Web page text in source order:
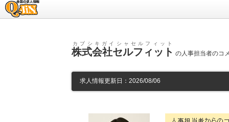
株式会社セルフィット
カブシキガイシャセルフィット
の人事担当者のコ
求人情報のQ-JiN
求人情報更新日：2026/08/06